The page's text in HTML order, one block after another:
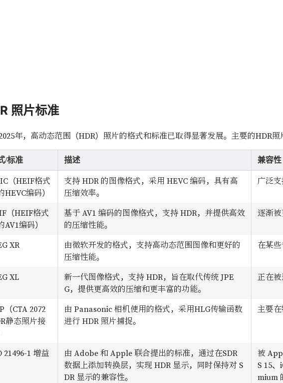
照片标准
年，高动态范围（HDR）照片的格式和标准已取得显著发展。主要的HDR照
/标准 描述 兼容性
（HEIF格式
HEVC编码）
支持 HDR 的图像格式，采用 HEVC 编码，具有高
压缩效率。
广泛
（HEIF格式
AV1编码）
基于 AV1 编码的图像格式，支持 HDR，并提供高效
的压缩性能。
逐渐被
XR
由微软开发的格式，支持高动态范围图像和更好的
压缩性能。
在某
XL
新一代图像格式，支持 HDR，旨在取代传统 JPE
G，提供更高效的压缩和更丰富的功能。
正在
（CTA 2072
静态照片接
由 Panasonic 相机使用的格式，采用HLG传输函数
进行 HDR 照片捕捉。
主要
21496-1 增益
由 Adobe 和 Apple 联合提出的标准，通过在SDR
数据上添加转换层，实现 HDR 显示，同时保持对 S
DR 显示的兼容性。
被
S 15
mium